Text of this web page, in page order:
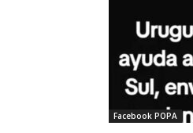
Facebook POPA